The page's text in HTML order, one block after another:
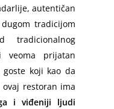
autentičan
tradicijom
tradicionalnog
veoma prijatan
koji kao da
restoran ima
i viđeniji ljudi